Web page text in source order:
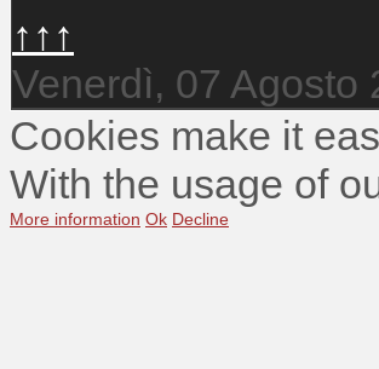
↑↑↑
Venerdì, 07 Agosto
Cookies make it
With the usage of
More information Ok Decline